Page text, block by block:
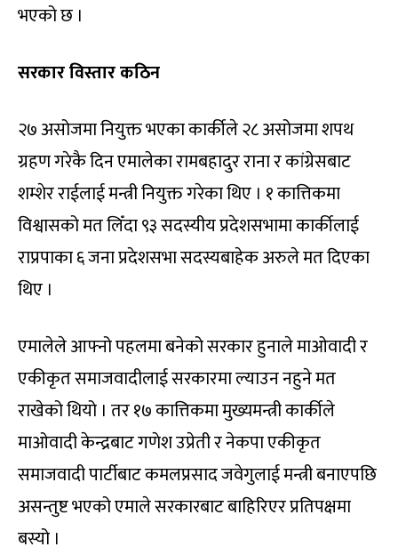
भएको छ ।
सरकार विस्तार कठिन
२७ असोजमा नियुक्त भएका कार्कीले २८ असोजमा शपथ
ग्रहण गरेकै दिन एमालेका रामबहादुर राना र कांग्रेसबाट
शम्शेर राईलाई मन्त्री नियुक्त गरेका थिए । १ कात्तिकमा
विश्वासको मत लिँदा ९३ सदस्यीय प्रदेशसभामा कार्कीलाई
राप्रपाका ६ जना प्रदेशसभा सदस्यबाहेक अरुले मत दिएका
थिए ।
एमालेले आफ्नो पहलमा बनेको सरकार हुनाले माओवादी र
एकीकृत समाजवादीलाई सरकारमा ल्याउन नहुने मत
राखेको थियो । तर १७ कात्तिकमा मुख्यमन्त्री कार्कीले
माओवादी केन्द्रबाट गणेश उप्रेती र नेकपा एकीकृत
समाजवादी पार्टीबाट कमलप्रसाद जवेगुलाई मन्त्री बनाएपछि
असन्तुष्ट भएको एमाले सरकारबाट बाहिरिएर प्रतिपक्षमा
बस्यो ।